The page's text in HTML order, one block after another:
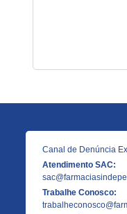
Canal de Denúncia
Atendimento SAC:
Trabalhe Conosco: